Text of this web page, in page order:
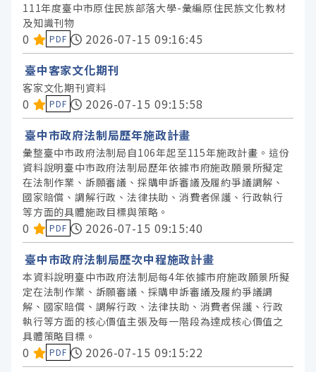
111年度臺中市原住民族部落大學-彙編原住民族文化教材
及知識刊物
資料集評分：
0 PDF
2026-07-15 09:16:45
臺中客家文化期刊
客家文化期刊資料
資料集評分：
0 PDF
2026-07-15 09:15:58
臺中市政府法制局歷年施政計畫
彙整臺中市政府法制局自106年起至115年施政計畫。這份
資料說明臺中市政府法制局歷年依據市府施政願景所擬定
在法制作業、訴願審議、採購申訴審議及履約爭議調解、
國家賠償、調解行政、法律扶助、消費者保護、行政執行
等方面的具體施政目標與策略。
資料集評分：
0 PDF
2026-07-15 09:15:40
臺中市政府法制局歷次中程施政計畫
本資料說明臺中市政府法制局每4年依據市府施政願景所擬
定在法制作業、訴願審議、採購申訴審議及履約爭議調
解、國家賠償、調解行政、法律扶助、消費者保護、行政
執行等方面的核心價值主張及每一階段為達成核心價值之
具體策略目標。
資料集評分：
0 PDF
2026-07-15 09:15:22